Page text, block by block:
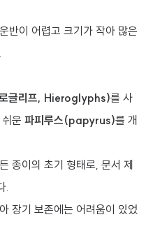
반이 어렵고 크기가 작아 많은
글리프, Hieroglyphs)를 사
운 파피루스(papyrus)를 개
종이의 초기 형태로, 문서 제
.
장기 보존에는 어려움이 있었